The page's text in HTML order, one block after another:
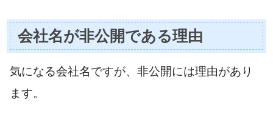
会社名が非公開である理由
気になる会社名ですが、非公開には理由があり
ます。